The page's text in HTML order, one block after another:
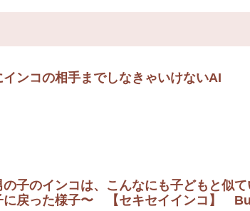
インコの相手までしなきゃいけないAI
の子のインコは、こんなにも子どもと似
に戻った様子〜 【セキセイインコ】